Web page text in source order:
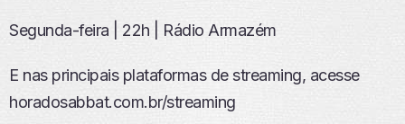
Segunda-feira | 22h | Rádio Armazém
E nas principais plataformas de streaming, acesse
horadosabbat.com.br/streaming